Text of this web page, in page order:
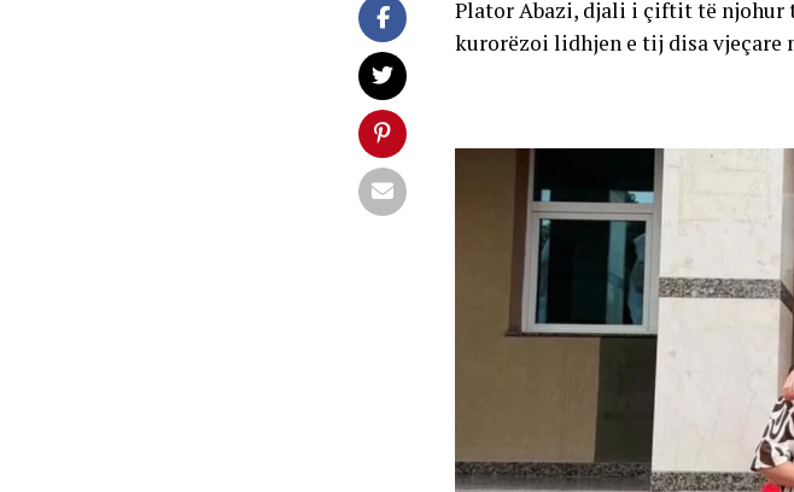
Plator Abazi, djali i çiftit të njohur
kurorëzoi lidhjen e tij disa vjeçare